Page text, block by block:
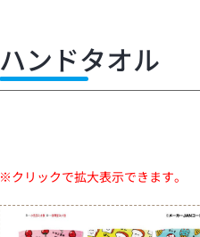
ハンドタオル
※クリックで拡大表示できます。